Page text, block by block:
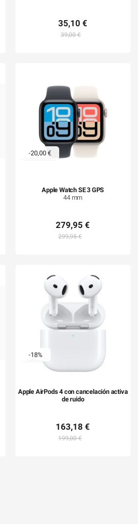
35,10 €
39,00 €
-20,00 €
Apple Watch SE 3 GPS
44 mm
279,95 €
299,95 €
-18%
Apple AirPods 4 con cancelación activa
de ruido
163,18 €
199,00 €